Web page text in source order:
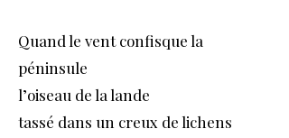
Quand le vent confisque la
péninsule
l’oiseau de la lande
tassé dans un creux de lichens